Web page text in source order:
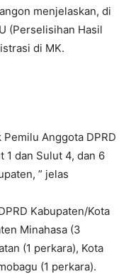
menjelaskan, di
(Perselisihan Hasil
di MK.
Anggota DPRD
1 dan Sulut 4, dan 6
” jelas
Kabupaten/Kota
Minahasa (3
(1 perkara), Kota
(1 perkara).